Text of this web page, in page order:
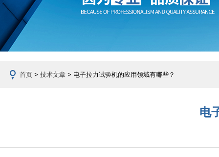
首页 > 技术文章 > 电子拉力试验机的应用领域有哪些？
电